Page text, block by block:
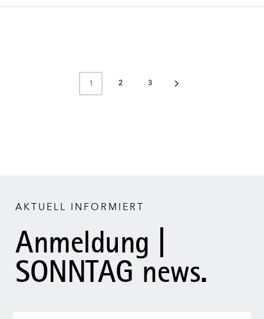
1 2 3
AKTUELL INFORMIERT
Anmeldung |
SONNTAG news.